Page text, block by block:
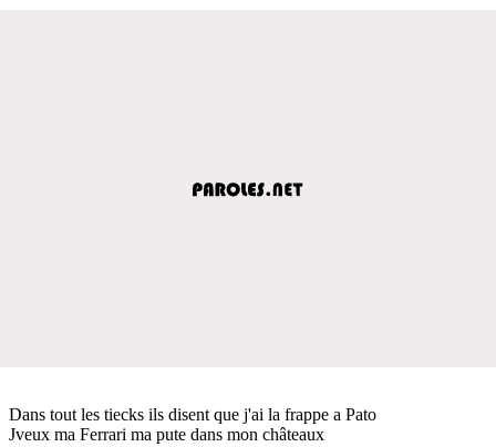
Dans tout les tiecks ils disent que j'ai la frappe a Pato
Jveux ma Ferrari ma pute dans mon châteaux